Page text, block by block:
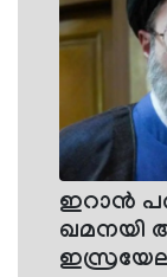
ഇറാന്‍
ഖമനയി